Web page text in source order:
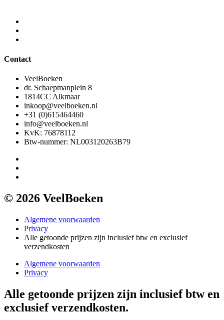
Contact
VeelBoeken
dr. Schaepmanplein 8
1814CC Alkmaar
inkoop@veelboeken.nl
+31 (0)615464460
info@veelboeken.nl
KvK: 76878112
Btw-nummer: NL003120263B79
© 2026 VeelBoeken
Algemene voorwaarden
Privacy
Alle getoonde prijzen zijn inclusief btw en exclusief
verzendkosten
Algemene voorwaarden
Privacy
Alle getoonde prijzen zijn inclusief btw en
exclusief verzendkosten.